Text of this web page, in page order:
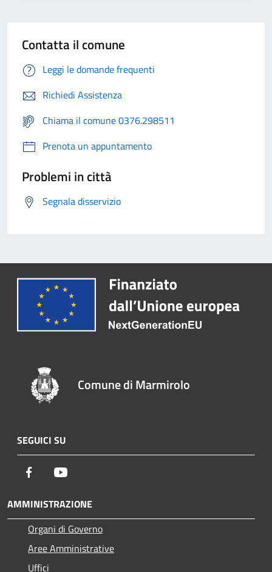
Contatta il comune
Leggi le domande frequenti
Richiedi Assistenza
Chiama il comune 0376.298511
Prenota un appuntamento
Problemi in città
Segnala disservizio
Comune di Marmirolo
SEGUICI SU
Facebook
AMMINISTRAZIONE
Organi di Governo
Aree Amministrative
Uffici